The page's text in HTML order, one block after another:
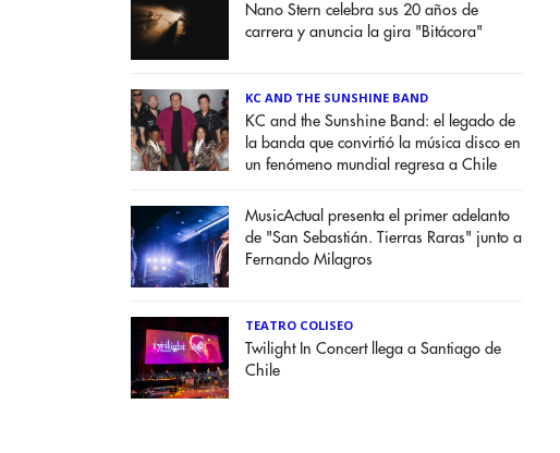
Nano Stern celebra sus 20 años de
carrera y anuncia la gira "Bitácora"
KC AND THE SUNSHINE BAND
KC and the Sunshine Band: el legado de
la banda que convirtió la música disco en
un fenómeno mundial regresa a Chile
MusicActual presenta el primer adelanto
de "San Sebastián. Tierras Raras" junto a
Fernando Milagros
TEATRO COLISEO
Twilight In Concert llega a Santiago de
Chile